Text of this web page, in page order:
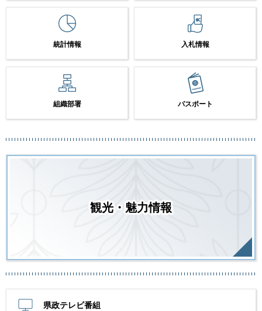
統計情報 入札情報
組織部署 パスポート
観光・魅力情報
県政テレビ番組